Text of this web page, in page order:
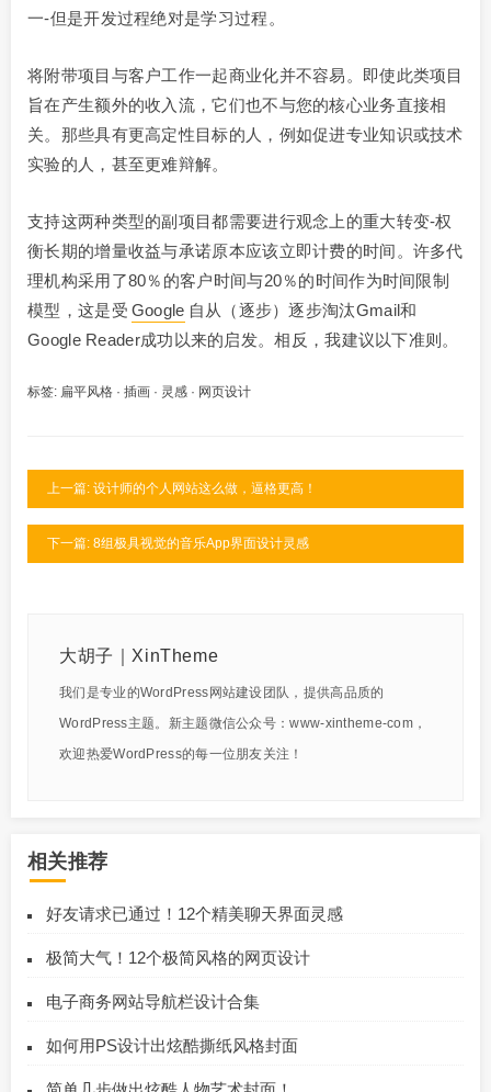
一-但是开发过程绝对是学习过程。
将附带项目与客户工作一起商业化并不容易。即使此类项目
旨在产生额外的收入流，它们也不与您的核心业务直接相
关。那些具有更高定性目标的人，例如促进专业知识或技术
实验的人，甚至更难辩解。
支持这两种类型的副项目都需要进行观念上的重大转变-权
衡长期的增量收益与承诺原本应该立即计费的时间。许多代
理机构采用了80％的客户时间与20％的时间作为时间限制
模型，这是受 Google 自从（逐步）逐步淘汰Gmail和
Google Reader成功以来的启发。相反，我建议以下准则。
标签: 扁平风格 · 插画 · 灵感 · 网页设计
上一篇: 设计师的个人网站这么做，逼格更高！
下一篇: 8组极具视觉的音乐App界面设计灵感
大胡子｜XinTheme
我们是专业的WordPress网站建设团队，提供高品质的
WordPress主题。新主题微信公众号：www-xintheme-com，
欢迎热爱WordPress的每一位朋友关注！
相关推荐
好友请求已通过！12个精美聊天界面灵感
极简大气！12个极简风格的网页设计
电子商务网站导航栏设计合集
如何用PS设计出炫酷撕纸风格封面